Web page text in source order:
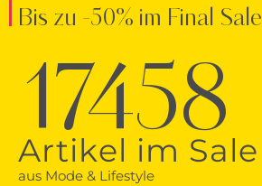
Bis zu -50% im Final Sale
17458
Artikel im Sale
aus Mode & Lifestyle